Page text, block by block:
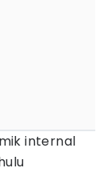
internal